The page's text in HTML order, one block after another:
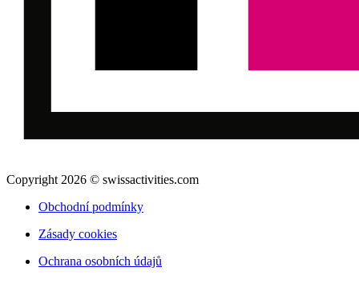
Copyright 2026 © swissactivities.com
Obchodní podmínky
Zásady cookies
Ochrana osobních údajů